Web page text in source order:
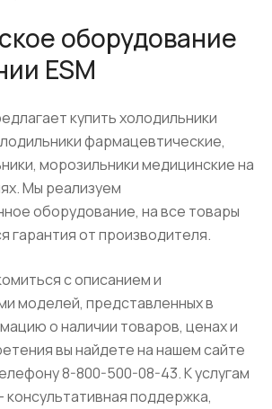
оборудование
ESM
купить холодильники
фармацевтические,
морозильники медицинские на
Мы реализуем
оборудование, на все товары
гарантия от производителя.
с описанием и
моделей, представленных в
о наличии товаров, ценах и
вы найдете на нашем сайте
8-800-500-08-43. К услугам
консультативная поддержка,